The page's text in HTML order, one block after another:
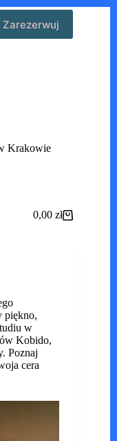
Zarezerwuj
Krakowie
Koszyk
0,00zł
piękno,
w
Kobido,
Poznaj
cera